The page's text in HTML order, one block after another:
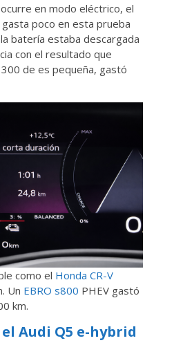
en modo eléctrico, el
poco en esta prueba
batería estaba descargada
con el resultado que
de es pequeña, gastó
como el Honda CR-V
Un EBRO s800 PHEV gastó
km.
Audi Q5 e-hybrid